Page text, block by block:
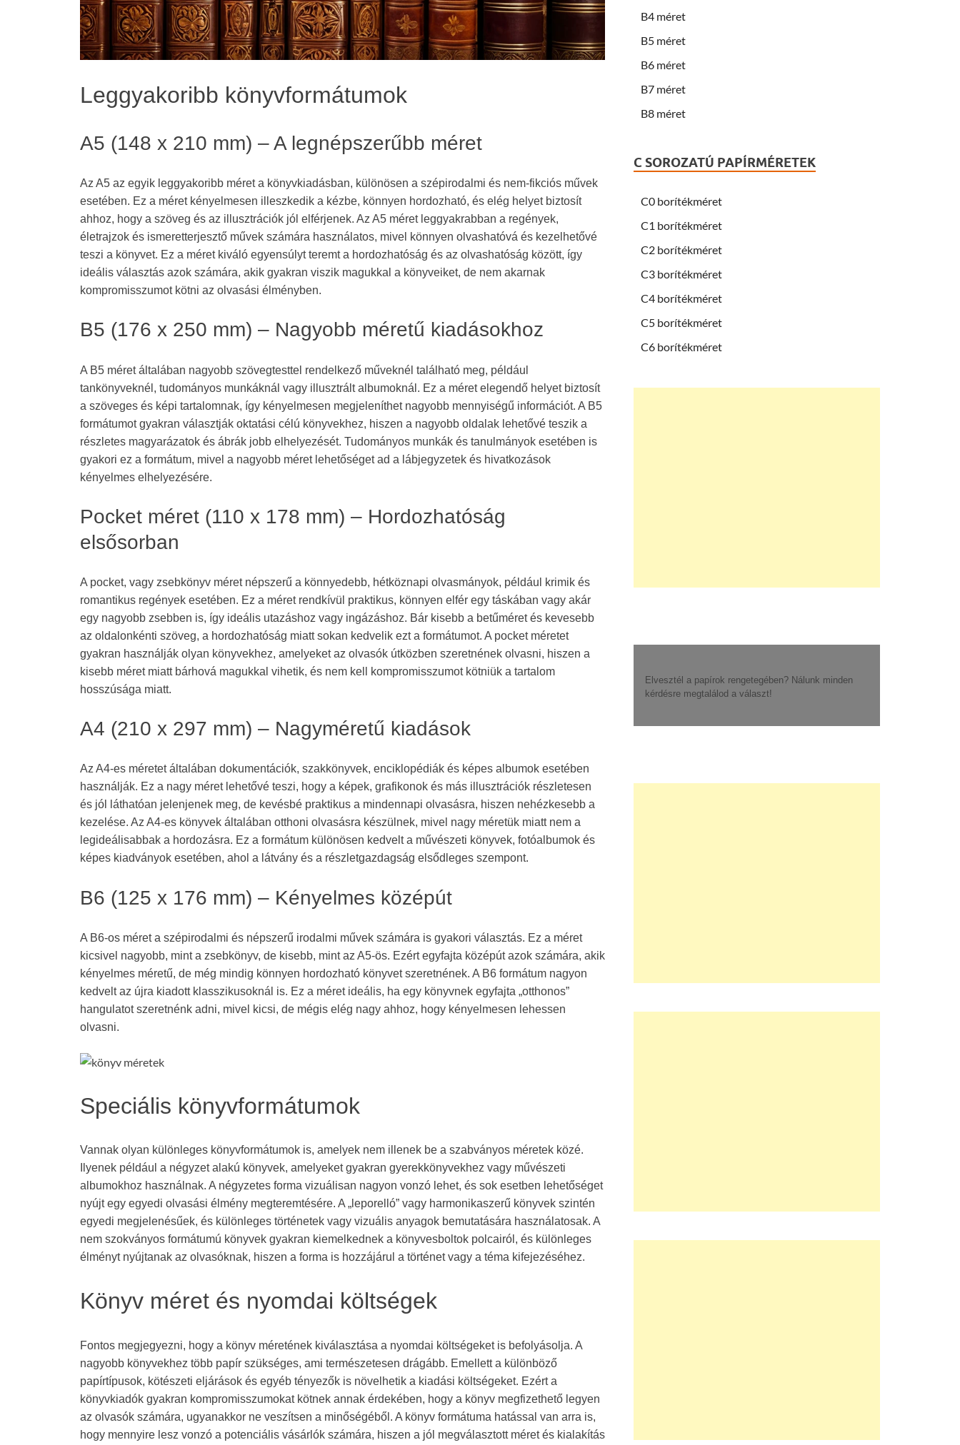
Leggyakoribb könyvformátumok
A5 (148 x 210 mm) – A legnépszerűbb méret
Az A5 az egyik leggyakoribb méret a könyvkiadásban, különösen a szépirodalmi és nem-fikciós művek
esetében. Ez a méret kényelmesen illeszkedik a kézbe, könnyen hordozható, és elég helyet biztosít
ahhoz, hogy a szöveg és az illusztrációk jól elférjenek. Az A5 méret leggyakrabban a regények,
életrajzok és ismeretterjesztő művek számára használatos, mivel könnyen olvashatóvá és kezelhetővé
teszi a könyvet. Ez a méret kiváló egyensúlyt teremt a hordozhatóság és az olvashatóság között, így
ideális választás azok számára, akik gyakran viszik magukkal a könyveiket, de nem akarnak
kompromisszumot kötni az olvasási élményben.
B5 (176 x 250 mm) – Nagyobb méretű kiadásokhoz
A B5 méret általában nagyobb szövegtesttel rendelkező műveknél található meg, például
tankönyveknél, tudományos munkáknál vagy illusztrált albumoknál. Ez a méret elegendő helyet biztosít
a szöveges és képi tartalomnak, így kényelmesen megjeleníthet nagyobb mennyiségű információt. A B5
formátumot gyakran választják oktatási célú könyvekhez, hiszen a nagyobb oldalak lehetővé teszik a
részletes magyarázatok és ábrák jobb elhelyezését. Tudományos munkák és tanulmányok esetében is
gyakori ez a formátum, mivel a nagyobb méret lehetőséget ad a lábjegyzetek és hivatkozások
kényelmes elhelyezésére.
Pocket méret (110 x 178 mm) – Hordozhatóság
elsősorban
A pocket, vagy zsebkönyv méret népszerű a könnyedebb, hétköznapi olvasmányok, például krimik és
romantikus regények esetében. Ez a méret rendkívül praktikus, könnyen elfér egy táskában vagy akár
egy nagyobb zsebben is, így ideális utazáshoz vagy ingázáshoz. Bár kisebb a betűméret és kevesebb
az oldalonkénti szöveg, a hordozhatóság miatt sokan kedvelik ezt a formátumot. A pocket méretet
gyakran használják olyan könyvekhez, amelyeket az olvasók útközben szeretnének olvasni, hiszen a
kisebb méret miatt bárhová magukkal vihetik, és nem kell kompromisszumot kötniük a tartalom
hosszúsága miatt.
A4 (210 x 297 mm) – Nagyméretű kiadások
Az A4-es méretet általában dokumentációk, szakkönyvek, enciklopédiák és képes albumok esetében
használják. Ez a nagy méret lehetővé teszi, hogy a képek, grafikonok és más illusztrációk részletesen
és jól láthatóan jelenjenek meg, de kevésbé praktikus a mindennapi olvasásra, hiszen nehézkesebb a
kezelése. Az A4-es könyvek általában otthoni olvasásra készülnek, mivel nagy méretük miatt nem a
legideálisabbak a hordozásra. Ez a formátum különösen kedvelt a művészeti könyvek, fotóalbumok és
képes kiadványok esetében, ahol a látvány és a részletgazdagság elsődleges szempont.
B6 (125 x 176 mm) – Kényelmes középút
A B6-os méret a szépirodalmi és népszerű irodalmi művek számára is gyakori választás. Ez a méret
kicsivel nagyobb, mint a zsebkönyv, de kisebb, mint az A5-ös. Ezért egyfajta középút azok számára, akik
kényelmes méretű, de még mindig könnyen hordozható könyvet szeretnének. A B6 formátum nagyon
kedvelt az újra kiadott klasszikusoknál is. Ez a méret ideális, ha egy könyvnek egyfajta „otthonos”
hangulatot szeretnénk adni, mivel kicsi, de mégis elég nagy ahhoz, hogy kényelmesen lehessen
olvasni.
Speciális könyvformátumok
Vannak olyan különleges könyvformátumok is, amelyek nem illenek be a szabványos méretek közé.
Ilyenek például a négyzet alakú könyvek, amelyeket gyakran gyerekkönyvekhez vagy művészeti
albumokhoz használnak. A négyzetes forma vizuálisan nagyon vonzó lehet, és sok esetben lehetőséget
nyújt egy egyedi olvasási élmény megteremtésére. A „leporelló” vagy harmonikaszerű könyvek szintén
egyedi megjelenésűek, és különleges történetek vagy vizuális anyagok bemutatására használatosak. A
nem szokványos formátumú könyvek gyakran kiemelkednek a könyvesboltok polcairól, és különleges
élményt nyújtanak az olvasóknak, hiszen a forma is hozzájárul a történet vagy a téma kifejezéséhez.
Könyv méret és nyomdai költségek
Fontos megjegyezni, hogy a könyv méretének kiválasztása a nyomdai költségeket is befolyásolja. A
nagyobb könyvekhez több papír szükséges, ami természetesen drágább. Emellett a különböző
papírtípusok, kötészeti eljárások és egyéb tényezők is növelhetik a kiadási költségeket. Ezért a
könyvkiadók gyakran kompromisszumokat kötnek annak érdekében, hogy a könyv megfizethető legyen
az olvasók számára, ugyanakkor ne veszítsen a minőségéből. A könyv formátuma hatással van arra is,
hogy mennyire lesz vonzó a potenciális vásárlók számára, hiszen a jól megválasztott méret és kialakítás
B4 méret
B5 méret
B6 méret
B7 méret
B8 méret
C SOROZATÚ PAPÍRMÉRETEK
C0 borítékméret
C1 borítékméret
C2 borítékméret
C3 borítékméret
C4 borítékméret
C5 borítékméret
C6 borítékméret
Elvesztél a papírok rengetegében? Nálunk minden
kérdésre megtalálod a választ!